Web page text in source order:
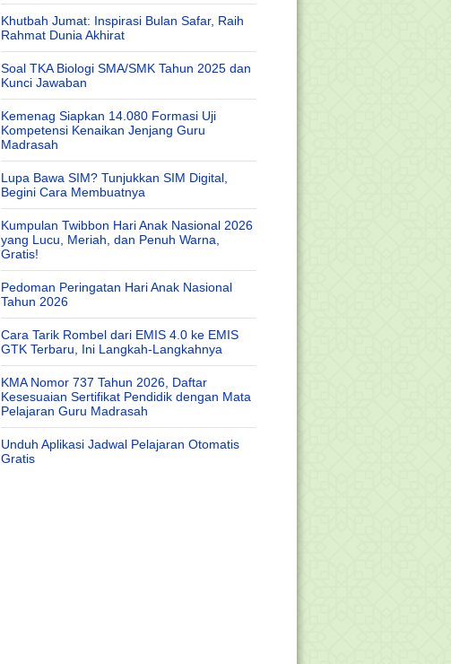
Khutbah Jumat: Inspirasi Bulan Safar, Raih
Rahmat Dunia Akhirat
Soal TKA Biologi SMA/SMK Tahun 2025 dan
Kunci Jawaban
Kemenag Siapkan 14.080 Formasi Uji
Kompetensi Kenaikan Jenjang Guru
Madrasah
Lupa Bawa SIM? Tunjukkan SIM Digital,
Begini Cara Membuatnya
Kumpulan Twibbon Hari Anak Nasional 2026
yang Lucu, Meriah, dan Penuh Warna,
Gratis!
Pedoman Peringatan Hari Anak Nasional
Tahun 2026
Cara Tarik Rombel dari EMIS 4.0 ke EMIS
GTK Terbaru, Ini Langkah-Langkahnya
KMA Nomor 737 Tahun 2026, Daftar
Kesesuaian Sertifikat Pendidik dengan Mata
Pelajaran Guru Madrasah
Unduh Aplikasi Jadwal Pelajaran Otomatis
Gratis